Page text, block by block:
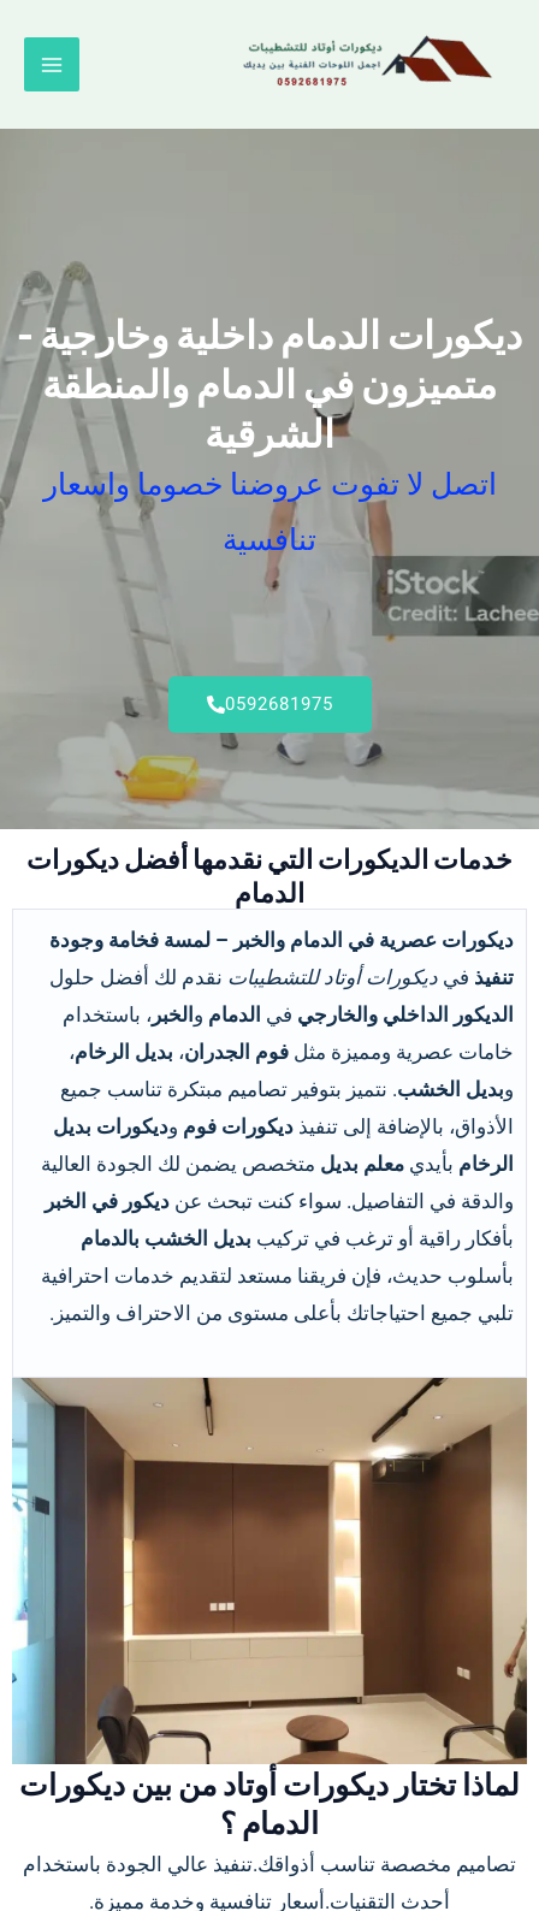
ديكورات الدمام داخلية وخارجية -
متميزون في الدمام والمنطقة
الشرقية
اتصل لا تفوت عروضنا خصوما واسعار
تنافسية
0592681975
خدمات الديكورات التي نقدمها أفضل ديكورات
الدمام
ديكورات عصرية في الدمام والخبر – لمسة فخامة وجودة
تنفيذ في ديكورات أوتاد للتشطيبات نقدم لك أفضل حلول
الديكور الداخلي والخارجي في الدمام و الخبر ، باستخدام
خامات عصرية ومميزة مثل فوم الجدران، بديل الرخام،
وبديل الخشب. نتميز بتوفير تصاميم مبتكرة تناسب جميع
الأذواق، بالإضافة إلى تنفيذ ديكورات فوم وديكورات بديل
الرخام بأيدي معلم بديل متخصص يضمن لك الجودة العالية
والدقة في التفاصيل. سواء كنت تبحث عن ديكور في الخبر
بأفكار راقية أو ترغب في تركيب بديل الخشب بالدمام
بأسلوب حديث، فإن فريقنا مستعد لتقديم خدمات احترافية
تلبي جميع احتياجاتك بأعلى مستوى من الاحتراف والتميز.
لماذا تختار ديكورات أوتاد من بين ديكورات
الدمام ؟
تصاميم مخصصة تناسب أذواقك.تنفيذ عالي الجودة باستخدام
أحدث التقنيات.أسعار تنافسية وخدمة مميزة.